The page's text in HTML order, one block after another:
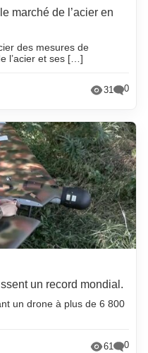
marché de l’acier en
des mesures de
l’acier et ses […]
31 0
un record mondial.
un drone à plus de 6 800
61 0